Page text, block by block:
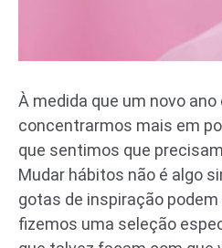
À medida que um novo
concentrarmos mais em
que sentimos que
Mudar hábitos não é algo
gotas de inspiração
fizemos uma seleção